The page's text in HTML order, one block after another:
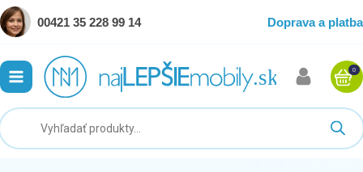
00421 35 228 99 14 Doprava a platba
0